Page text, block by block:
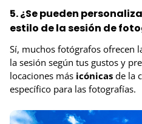
5. ¿Se pueden
estilo de la sesión de
Sí, muchos fotógrafos ofrecen
la sesión según tus gustos y
locaciones más icónicas de la
específico para las fotografías.